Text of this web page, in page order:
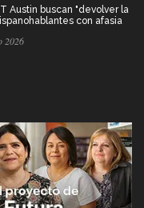
Austin buscan "devolver la
con afasia
2026